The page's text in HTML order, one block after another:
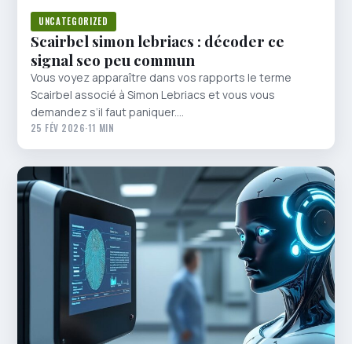
UNCATEGORIZED
Scairbel simon lebriacs : décoder ce
signal seo peu commun
Vous voyez apparaître dans vos rapports le terme
Scairbel associé à Simon Lebriacs et vous vous
demandez s’il faut paniquer.…
25 FÉV 2026·11 MIN